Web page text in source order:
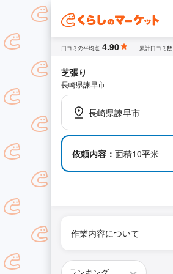
口コミの平均点 4.90 累計口コミ数
芝張り
長崎県諫早市
長崎県諫早市
依頼内容： 面積10平米
作業内容について